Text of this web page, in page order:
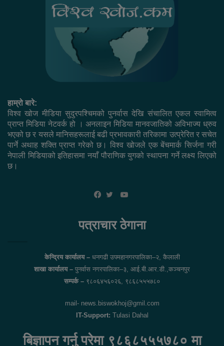
हाम्रो बारे:
विश्व खोज मीडिया सुदुरपश्चिमको पुनर्वास देखि संचालित एकल स्वामित्व
प्राप्त मिडिया नेटवर्क हो । अनलाइन मिडिया मानवजातिको अविभाज्य ध्रुव
भएको छ र यसले मानिसहरूलाई बढी प्रभावकारी तरिकामा उत्प्रेरित र सचेत
पार्ने अथाह शक्ति प्राप्त गरेको छ। विश्व खोजले एक बेंचमार्क सिर्जना गरी
नेपाली मिडियाको इतिहासमा नयाँ पौराणिक युगको स्थापना गर्ने लक्ष्य लिएको
छ।
YouTube
पत्राचार ठेगाना
केन्द्रिय कार्यालय –धनगढी उपमहानगरपालिका–२, कैलाली
शाखा कार्यालय – पुनर्वास नगरपालिका–३, आई.बी.आर.डी.,कञ्चनपुर
सम्पर्क – ९८०६४५६०२६, ९८६८५५५७८०
mail- news.biswokhoj@gmil.com
IT-Support: Tulasi Dahal
बिज्ञापन गर्नु परेमा ९८६८५५५७८० मा